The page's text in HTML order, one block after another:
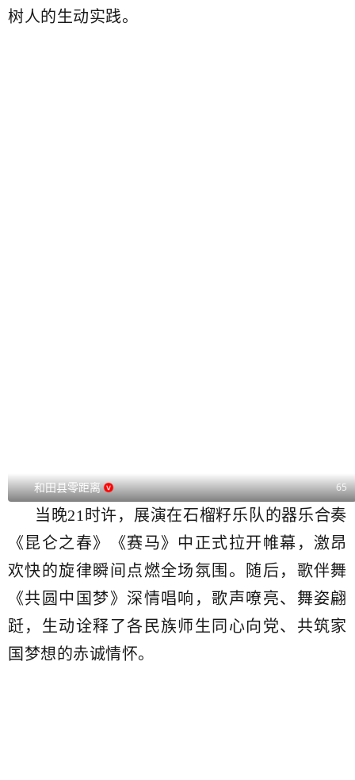
树人的生动实践。
和田县零距离 65
当晚21时许，展演在石榴籽乐队的器乐合奏
《昆仑之春》《赛马》中正式拉开帷幕，激昂
欢快的旋律瞬间点燃全场氛围。随后，歌伴舞
《共圆中国梦》深情唱响，歌声嘹亮、舞姿翩
跹，生动诠释了各民族师生同心向党、共筑家
国梦想的赤诚情怀。